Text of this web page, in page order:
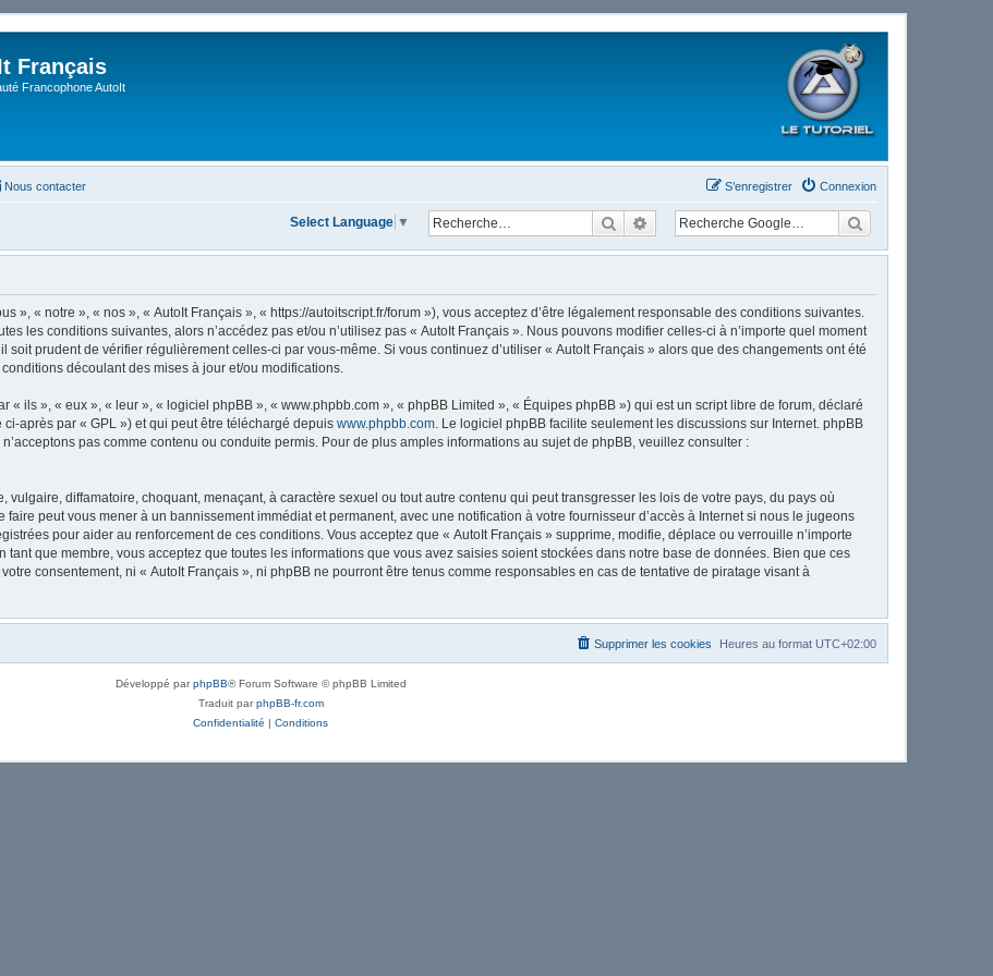
Français
Francophone AutoIt
Nous contacter Connexion
S’enregistrer
RechercherRecherche avancée
Select Language ▼
», « notre », « nos », « AutoIt Français », « https://autoitscript.fr/forum »), vous acceptez d’être légalement responsable des conditions suivantes.
les conditions suivantes, alors n’accédez pas et/ou n’utilisez pas « AutoIt Français ». Nous pouvons modifier celles-ci à n’importe quel moment
soit prudent de vérifier régulièrement celles-ci par vous-même. Si vous continuez d’utiliser « AutoIt Français » alors que des changements ont été
découlant des mises à jour et/ou modifications.
« ils », « eux », « leur », « logiciel phpBB », « www.phpbb.com », « phpBB Limited », « Équipes phpBB ») qui est un script libre de forum, déclaré
ci-après par « GPL ») et qui peut être téléchargé depuis www.phpbb.com. Le logiciel phpBB facilite seulement les discussions sur Internet. phpBB
pas comme contenu ou conduite permis. Pour de plus amples informations au sujet de phpBB, veuillez consulter :
diffamatoire, choquant, menaçant, à caractère sexuel ou tout autre contenu qui peut transgresser les lois de votre pays, du pays où
peut vous mener à un bannissement immédiat et permanent, avec une notification à votre fournisseur d’accès à Internet si nous le jugeons
pour aider au renforcement de ces conditions. Vous acceptez que « AutoIt Français » supprime, modifie, déplace ou verrouille n’importe
que membre, vous acceptez que toutes les informations que vous avez saisies soient stockées dans notre base de données. Bien que ces
consentement, ni « AutoIt Français », ni phpBB ne pourront être tenus comme responsables en cas de tentative de piratage visant à
Heures au format UTC+02:00
Supprimer les cookies
Développé parphpBB® Forum Software © phpBB Limited
Traduit parphpBB-fr.com
Confidentialité | Conditions